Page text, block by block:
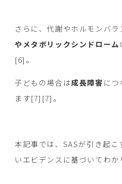
さらに、代謝やホルモンバ
やメタボリックシンドローム
[6]。
子どもの場合は成長障害 に
ます[7][7]。
本記事では、SASが引き起
いエビデンスに基づいてわか